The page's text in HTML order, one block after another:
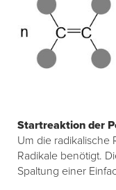
Startreaktion der
Um die radikalische
Radikale benötigt.
Spaltung einer